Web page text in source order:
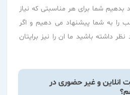
بدهیم شما برای هر مناسبتی که نیاز
را به شما پیشنهاد می دهیم و اگر
داشته باشید ما ان را نیز برایتان
انلاین و غیر حضوری در